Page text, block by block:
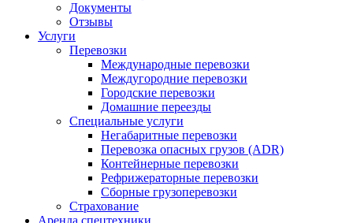
Документы
Отзывы
Услуги
Перевозки
Международные перевозки
Междугородние перевозки
Городские перевозки
Домашние переезды
Специальные услуги
Негабаритные перевозки
Перевозка опасных грузов (ADR)
Контейнерные перевозки
Рефрижераторные перевозки
Сборные грузоперевозки
Страхование
Аренда спецтехники